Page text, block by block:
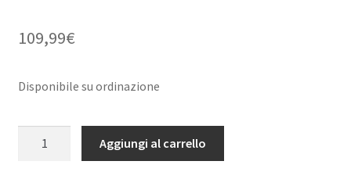
109,99€
Disponibile su ordinazione
Aggiungi al carrello